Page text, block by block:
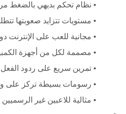
نظام تحكم بديهي بالضغط
مستويات تتزايد صعوبتها
مجانية للعب على الإنترنت
مصممة لكل من أجهزة
تمرين سريع على ردود
رسومات بسيطة تركز على
مثالية للاعبين غير